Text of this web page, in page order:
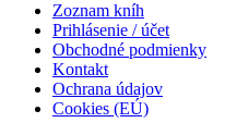
Zoznam kníh
Prihlásenie / účet
Obchodné podmienky
Kontakt
Ochrana údajov
Cookies (EÚ)